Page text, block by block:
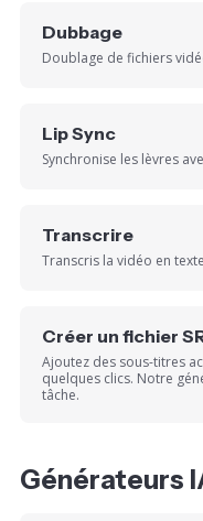
Dubbage
Doublage de fichiers
Lip Sync
Synchronise les lèvres
Transcrire
Transcris la vidéo en
Créer un fichier
Ajoutez des sous-titres
quelques clics. Notre
tâche.
Générateurs